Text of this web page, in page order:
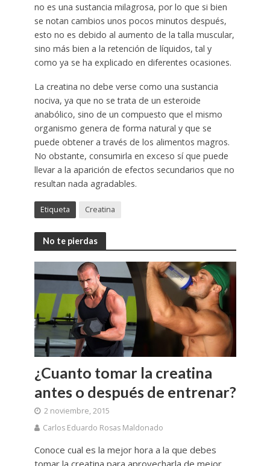
no es una sustancia milagrosa, por lo que si bien
se notan cambios unos pocos minutos después,
esto no es debido al aumento de la talla muscular,
sino más bien a la retención de líquidos, tal y
como ya se ha explicado en diferentes ocasiones.
La creatina no debe verse como una sustancia
nociva, ya que no se trata de un esteroide
anabólico, sino de un compuesto que el mismo
organismo genera de forma natural y que se
puede obtener a través de los alimentos magros.
No obstante, consumirla en exceso sí que puede
llevar a la aparición de efectos secundarios que no
resultan nada agradables.
Etiqueta Creatina
No te pierdas
¿Cuanto tomar la creatina
antes o después de entrenar?
2 noviembre, 2015
Carlos Eduardo Rosas Maldonado
Conoce cual es la mejor hora a la que debes
tomar la creatina para aprovecharla de mejor